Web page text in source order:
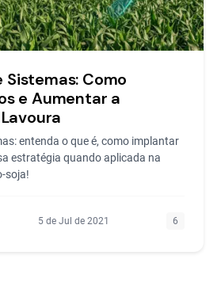
Como
e Aumentar a
entenda o que é, como implantar
estratégia quando aplicada na
soja!
5 de Jul de 2021 6